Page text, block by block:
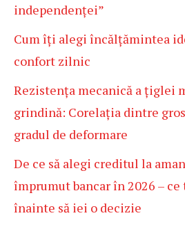
independenței”
Cum îți alegi încălțămintea
confort zilnic
Rezistența mecanică a țiglei
grindină: Corelația dintre
gradul de deformare
De ce să alegi creditul la
împrumut bancar în 2026 –
înainte să iei o decizie